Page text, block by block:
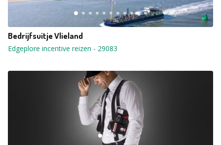
Bedrijfsuitje Vlieland
Edgeplore incentive reizen - 29083